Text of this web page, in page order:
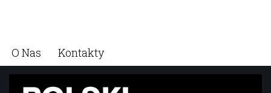
O Nas Kontakty